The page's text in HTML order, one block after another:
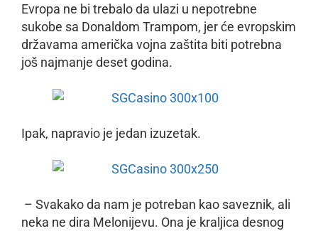
Evropa ne bi trebalo da ulazi u nepotrebne
sukobe sa Donaldom Trampom, jer će evropskim
državama američka vojna zaštita biti potrebna
još najmanje deset godina.
Ipak, napravio je jedan izuzetak.
– Svakako da nam je potreban kao saveznik, ali
neka ne dira Melonijevu. Ona je kraljica desnog